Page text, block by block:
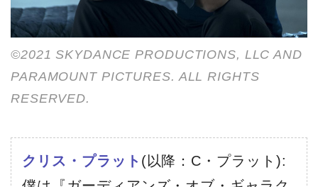
©2021 SKYDANCE PRODUCTIONS, LLC AND
PARAMOUNT PICTURES. ALL RIGHTS
RESERVED.
クリス・プラット (以降：C・プラット):